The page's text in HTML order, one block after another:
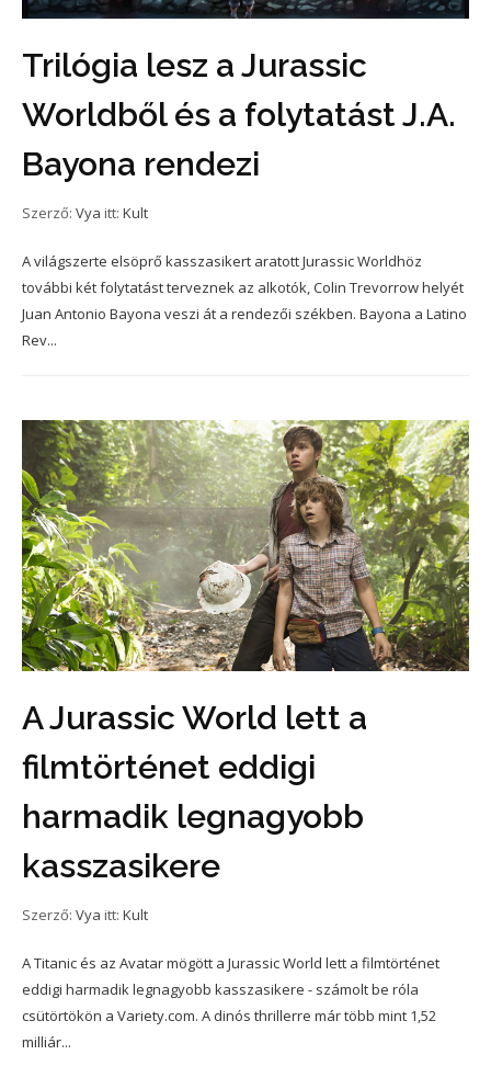
Trilógia lesz a Jurassic
Worldből és a folytatást J.A.
Bayona rendezi
Szerző: Vya itt: Kult
A világszerte elsöprő kasszasikert aratott Jurassic Worldhöz
további két folytatást terveznek az alkotók, Colin Trevorrow helyét
Juan Antonio Bayona veszi át a rendezői székben. Bayona a Latino
Rev...
A Jurassic World lett a
filmtörténet eddigi
harmadik legnagyobb
kasszasikere
Szerző: Vya itt: Kult
A Titanic és az Avatar mögött a Jurassic World lett a filmtörténet
eddigi harmadik legnagyobb kasszasikere - számolt be róla
csütörtökön a Variety.com. A dinós thrillerre már több mint 1,52
milliár...